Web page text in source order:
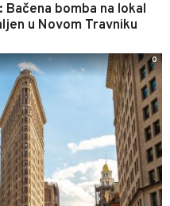
bomba na lokal
u Novom Travniku
0